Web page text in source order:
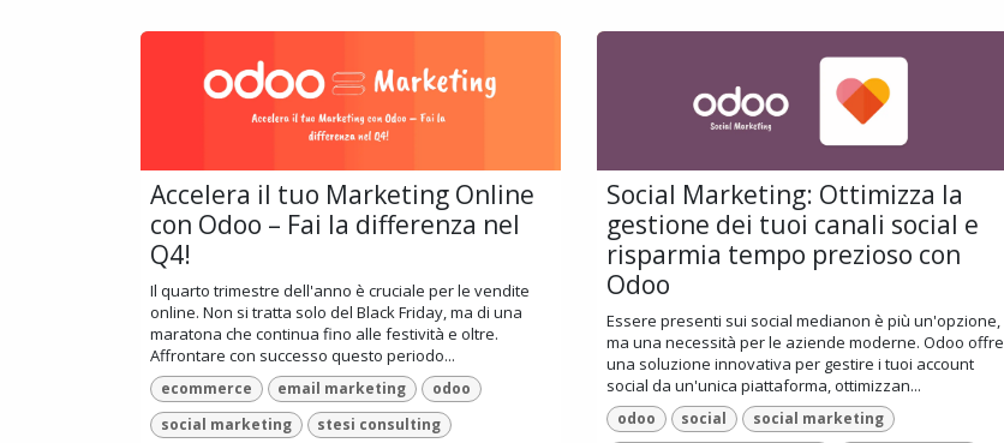
Accelera il tuo Marketing Online
con Odoo – Fai la differenza nel
Q4!
Il quarto trimestre dell'anno è cruciale per le vendite
online. Non si tratta solo del Black Friday, ma di una
maratona che continua fino alle festività e oltre.
Affrontare con successo questo periodo...
ecommerce email marketing
odoo
social marketing
stesi consulting
Social Marketing: Ottimizza la
gestione dei tuoi canali social e
risparmia tempo prezioso con
Odoo
Essere presenti sui social medianon è più un'opzione,
ma una necessità per le aziende moderne. Odoo offre
una soluzione innovativa per gestire i tuoi account
social da un'unica piattaforma, ottimizzan...
odoo social
social marketing